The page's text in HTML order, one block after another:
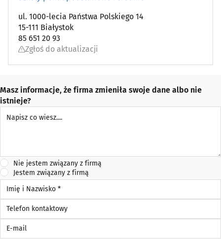
ul. 1000-lecia Państwa Polskiego 14
15-111 Białystok
85 651 20 93
Zgłoś do aktualizacji
Masz informacje, że firma zmieniła swoje dane albo nie
istnieje?
Nie jestem związany z firmą
Jestem związany z firmą
Imię i Nazwisko *
Telefon kontaktowy